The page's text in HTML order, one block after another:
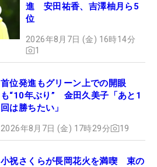
進 安田祐香、吉澤柚月ら5
位
2026年8月7日 (金) 16時14分
1
首位発進もグリーン上での開眼
も“10年ぶり” 金田久美子「あと1
回は勝ちたい」
2026年8月7日 (金) 17時29分 19
小祝さくらが長岡花火を満喫 束の